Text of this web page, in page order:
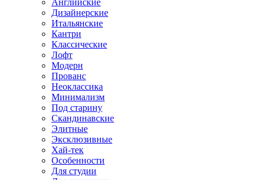
Английские
Дизайнерские
Итальянские
Кантри
Классические
Лофт
Модерн
Прованс
Неоклассика
Минимализм
Под старину
Скандинавские
Элитные
Эксклюзивные
Хай-тек
Особенности
Для студии